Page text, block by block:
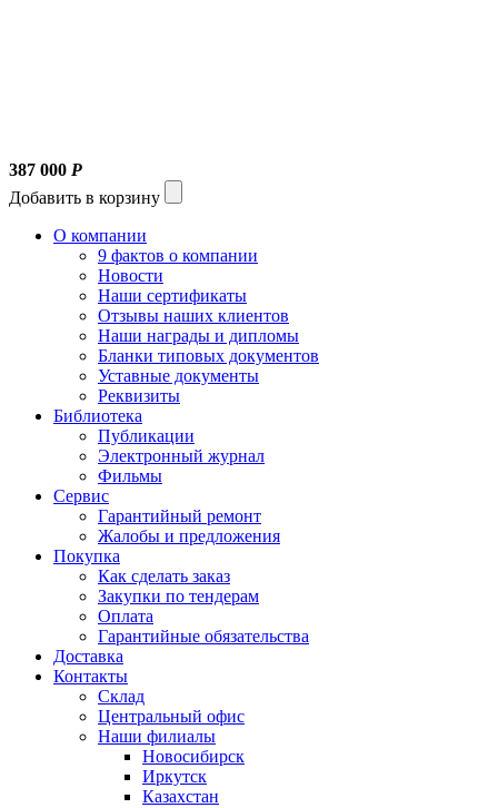
387 000 Р
Добавить в корзину
О компании
9 фактов о компании
Новости
Наши сертификаты
Отзывы наших клиентов
Наши награды и дипломы
Бланки типовых документов
Уставные документы
Реквизиты
Библиотека
Публикации
Электронный журнал
Фильмы
Сервис
Гарантийный ремонт
Жалобы и предложения
Покупка
Как сделать заказ
Закупки по тендерам
Оплата
Гарантийные обязательства
Доставка
Контакты
Склад
Центральный офис
Наши филиалы
Новосибирск
Иркутск
Казахстан